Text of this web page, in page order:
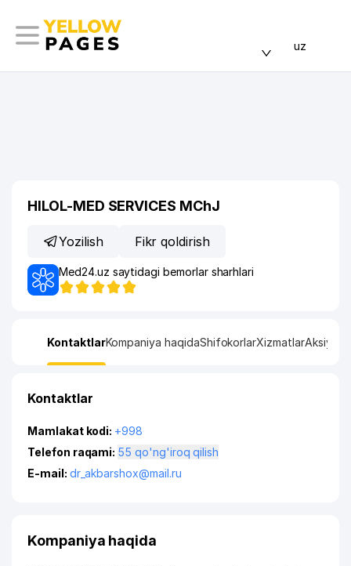
uz
HILOL-MED SERVICES MChJ
Yozilish Fikr qoldirish
Med24.uz saytidagi bemorlar sharhlari
KontaktlarKompaniya haqidaShifokorlarXizmatlarAksiya
Kontaktlar
Mamlakat kodi: +998
Telefon raqami:
55 qo'ng'iroq qilish
E-mail: dr_akbarshox@mail.ru
Kompaniya haqida